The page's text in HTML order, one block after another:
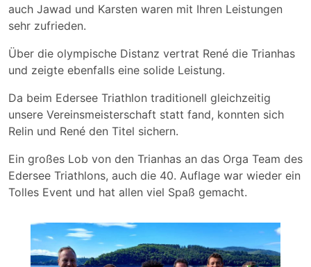
auch Jawad und Karsten waren mit Ihren Leistungen
sehr zufrieden.
Über die olympische Distanz vertrat René die Trianhas
und zeigte ebenfalls eine solide Leistung.
Da beim Edersee Triathlon traditionell gleichzeitig
unsere Vereinsmeisterschaft statt fand, konnten sich
Relin und René den Titel sichern.
Ein großes Lob von den Trianhas an das Orga Team des
Edersee Triathlons, auch die 40. Auflage war wieder ein
Tolles Event und hat allen viel Spaß gemacht.